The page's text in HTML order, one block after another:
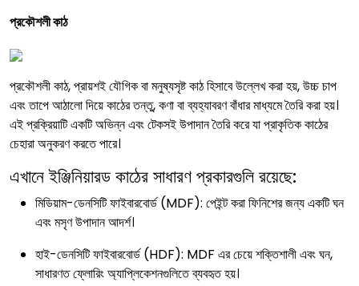
প্রকৌশলী কাঠ
প্রকৌশলী কাঠ, প্রায়শই যৌগিক বা মনুষ্যসৃষ্ট কাঠ হিসাবে উল্লেখ করা হয়, উচ্চ চাপ
এবং তাপে আঠালো দিয়ে কাঠের তন্তু, কণা বা ব্যহ্যাবরণ বাঁধার মাধ্যমে তৈরি করা হয়।
এই প্রক্রিয়াটি একটি অভিন্ন এবং টেকসই উপাদান তৈরি করে যা প্রাকৃতিক কাঠের
চেহারা অনুকরণ করতে পারে।
এখানে ইঞ্জিনিয়ারড কাঠের সাধারণ প্রকারগুলি রয়েছে:
মিডিয়াম-ডেনসিটি ফাইবারবোর্ড (MDF): পেইন্ট করা ফিনিশের জন্য একটি ঘন
এবং মসৃণ উপাদান আদর্শ।
হাই-ডেনসিটি ফাইবারবোর্ড (HDF): MDF এর চেয়ে শক্তিশালী এবং ঘন,
সাধারণত ফ্লোরিং অ্যাপ্লিকেশনগুলিতে ব্যবহৃত হয়।